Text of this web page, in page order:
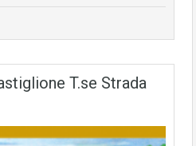
T.se Strada